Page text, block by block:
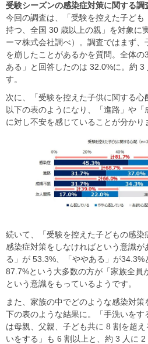
受験シーズンの感染症対策に関する調
今回の調査は、「受験を控えた子ど
持つ、全国 30 歳以上の親」を対象に
ーマ株式会社調べ）。調査ではまず
を崩したことがあるかを質問。全体
ある」と回答したのは 32.0%に。約
す。
次に、「受験を控えた子供に関する
以下の表のようになり、「進路」や「
に対し不安を感じていることが分かり
続いて、「受験を控えた子どもの感
感染症対策をしなければという意識
る」が 53.3%、「ややある」が34.3%
87.7%という大多数の方が「家族全員
という意識をもっているようです。
また、家族の中でどのような感染対
下の表のような結果に。「手洗いをす
は母親、父親、子ども共に 8 割を超
いをする」も 6 割以上と、約 3 人に